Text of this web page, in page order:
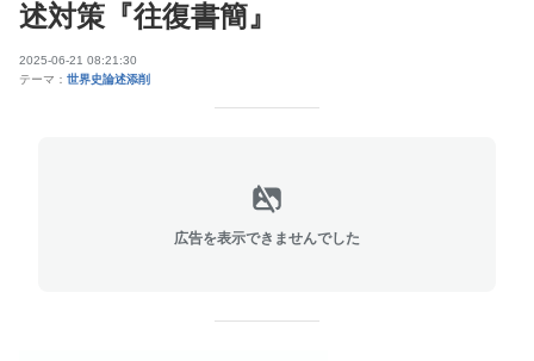
述対策『往復書簡』
2025-06-21 08:21:30
テーマ： 世界史論述添削
広告を表示できませんでした